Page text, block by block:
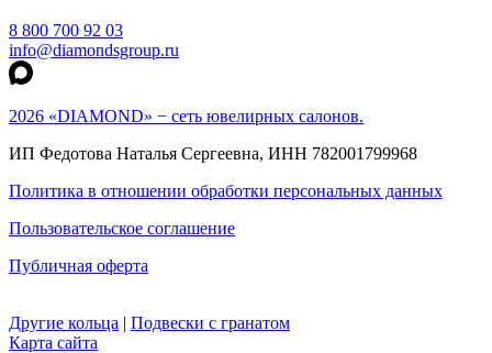
8 800 700 92 03
info@diamondsgroup.ru
2026 «DIAMOND» − сеть ювелирных салонов.
ИП Федотова Наталья Сергеевна, ИНН 782001799968
Политика в отношении обработки персональных данных
Пользовательское соглашение
Публичная оферта
Другие кольца | Подвески с гранатом
Карта сайта